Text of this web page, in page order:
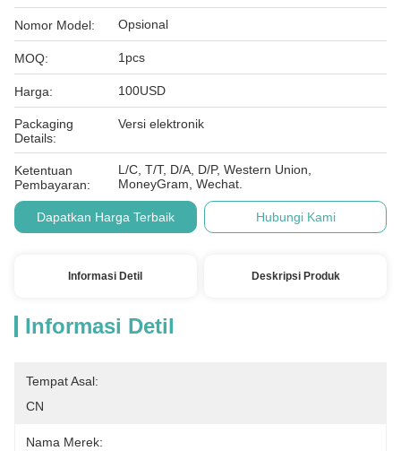
Nomor Model: Opsional
MOQ: 1pcs
Harga: 100USD
Packaging
Details:
Versi elektronik
Ketentuan
Pembayaran:
L/C, T/T, D/A, D/P, Western Union,
MoneyGram, Wechat.
Dapatkan Harga Terbaik Hubungi Kami
Informasi Detil Deskripsi Produk
Informasi Detil
Tempat Asal:
CN
Nama Merek: